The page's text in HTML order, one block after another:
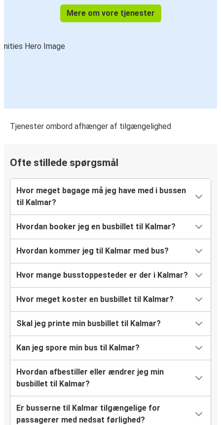
Mere om vore tjenester
Tjenester ombord afhænger af tilgængelighed
Ofte stillede spørgsmål
Hvor meget bagage må jeg have med i bussen
til Kalmar?
Hvordan booker jeg en busbillet til Kalmar?
Hvordan kommer jeg til Kalmar med bus?
Hvor mange busstoppesteder er der i Kalmar?
Hvor meget koster en busbillet til Kalmar?
Skal jeg printe min busbillet til Kalmar?
Kan jeg spore min bus til Kalmar?
Hvordan afbestiller eller ændrer jeg min
busbillet til Kalmar?
Er busserne til Kalmar tilgængelige for
passagerer med nedsat førlighed?